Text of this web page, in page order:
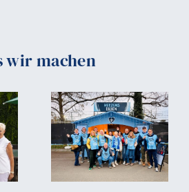
wir machen